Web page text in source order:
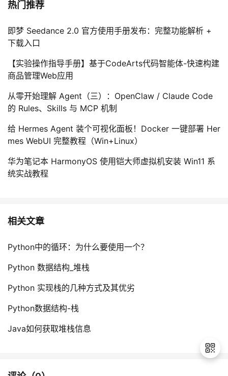
热门推荐
即梦 Seedance 2.0 官方使用手册发布：完整功能解析 +
下载入口
【实验操作指导手册】基于CodeArts代码智能体-快速构建
商品管理Web应用
从零开始理解 Agent（三）：OpenClaw / Claude Code
的 Rules、Skills 与 MCP 机制
给 Hermes Agent 装个可视化面板！Docker 一键部署 Her
mes WebUI 完整教程（Win+Linux）
华为笔记本 HarmonyOS 使用铠大师虚拟机安装 Win11 系
统实战教程
相关文章
Python中的循环：为什么要使用一个？
Python 数据结构_堆栈
Python 实现栈的几种方式及其优劣
Python数据结构-栈
Java如何获取堆栈信息